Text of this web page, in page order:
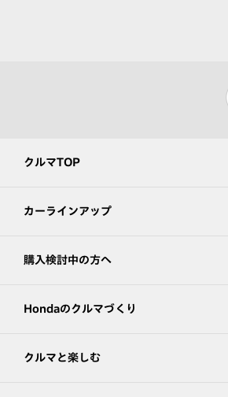
クルマTOP
カーラインアップ
購入検討中の方へ
Hondaのクルマづくり
クルマと楽しむ